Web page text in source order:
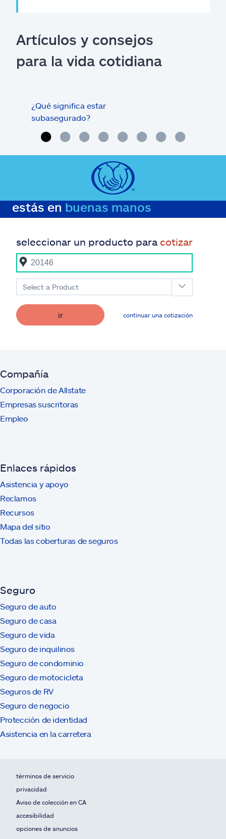
Artículos y consejos
para la vida cotidiana
¿Qué significa estar
subasegurado?
estás en buenas manos
seleccionar un producto para cotizar
Select a Product
ir continuar una cotización
Compañía
Corporación de Allstate
Empresas suscritoras
Empleo
Enlaces rápidos
Asistencia y apoyo
Reclamos
Recursos
Mapa del sitio
Todas las coberturas de seguros
Seguro
Seguro de auto
Seguro de casa
Seguro de vida
Seguro de inquilinos
Seguro de condominio
Seguro de motocicleta
Seguros de RV
Seguro de negocio
Protección de identidad
Asistencia en la carretera
términos de servicio
privacidad
Aviso de colección en CA
accesibilidad
opciones de anuncios